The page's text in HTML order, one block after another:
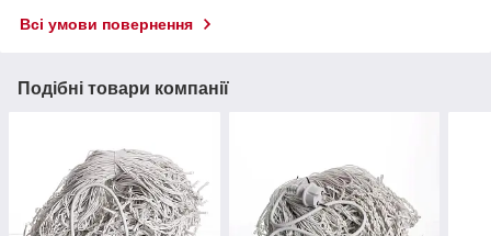
Всі умови повернення
Подібні товари компанії